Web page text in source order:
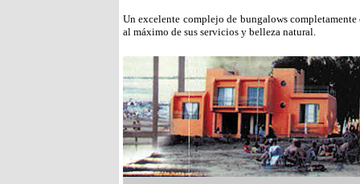
Un excelente complejo de bungalows
al máximo de sus servicios y belleza natural.